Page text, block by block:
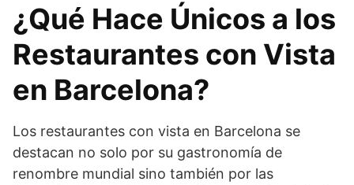
¿Qué Hace Únicos a los
Restaurantes con Vista
en Barcelona?
Los restaurantes con vista en Barcelona se
destacan no solo por su gastronomía de
renombre mundial sino también por las